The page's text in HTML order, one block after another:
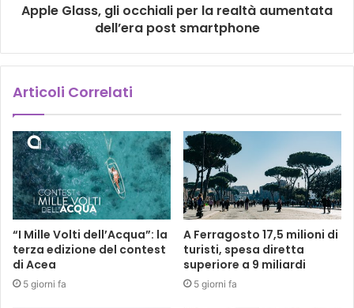
Apple Glass, gli occhiali per la realtà aumentata
dell’era post smartphone
Articoli Correlati
“I Mille Volti dell’Acqua”: la
terza edizione del contest
di Acea
5 giorni fa
A Ferragosto 17,5 milioni di
turisti, spesa diretta
superiore a 9 miliardi
5 giorni fa